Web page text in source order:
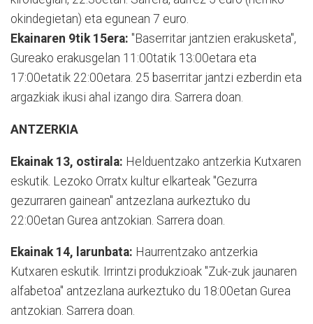
okindegietan) eta egunean 7 euro.
Ekainaren 9tik 15era: "Baserritar jantzien erakusketa",
Gureako erakusgelan 11:00tatik 13:00etara eta
17:00etatik 22:00etara. 25 baserritar jantzi ezberdin eta
argazkiak ikusi ahal izango dira. Sarrera doan.
ANTZERKIA
Ekainak 13, ostirala: Helduentzako antzerkia Kutxaren
eskutik. Lezoko Orratx kultur elkarteak "Gezurra
gezurraren gainean" antzezlana aurkeztuko du
22:00etan Gurea antzokian. Sarrera doan.
Ekainak 14, larunbata: Haurrentzako antzerkia
Kutxaren eskutik. Irrintzi produkzioak "Zuk-zuk jaunaren
alfabetoa" antzezlana aurkeztuko du 18:00etan Gurea
antzokian. Sarrera doan.